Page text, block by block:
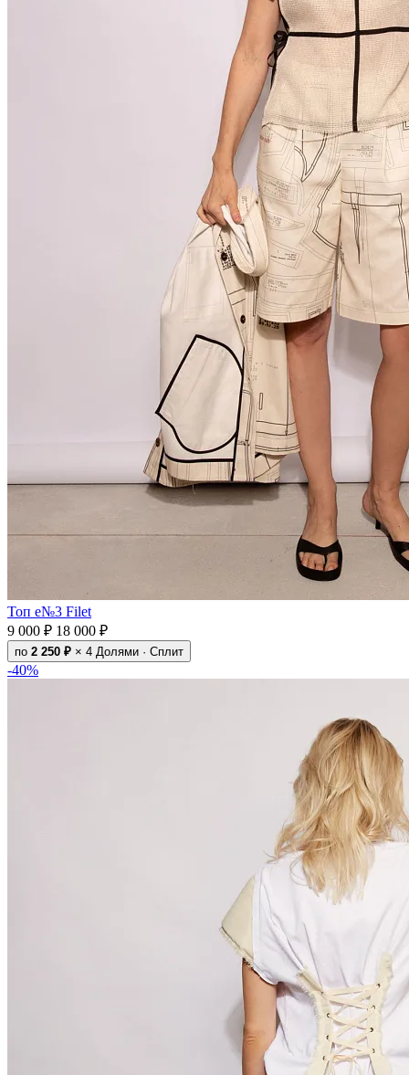
Топ e№3 Filet
9 000 ₽ 18 000 ₽
по 2 250 ₽ × 4 Долями · Сплит
-40%